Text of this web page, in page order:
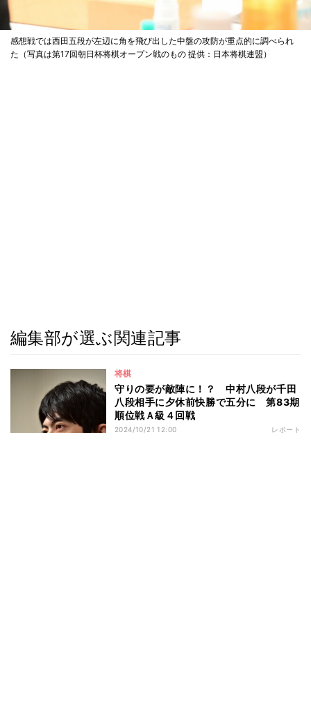
感想戦では西田五段が左辺に角を飛び出した中盤の攻防が重点的に調べられ
た（写真は第17回朝日杯将棋オープン戦のもの 提供：日本将棋連盟）
編集部が選ぶ関連記事
将棋
守りの要が敵陣に！？ 中村八段が千田
八段相手に夕休前快勝で五分に 第83期
順位戦Ａ級４回戦
2024/10/21 12:00 レポート